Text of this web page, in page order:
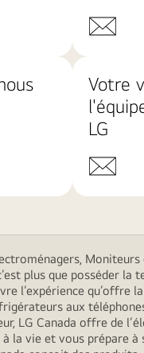
Votre
LG
Moniteurs
plus que posséder la
l’expérience qu’offre
aux
LG Canada offre de
la vie et vous prépare à